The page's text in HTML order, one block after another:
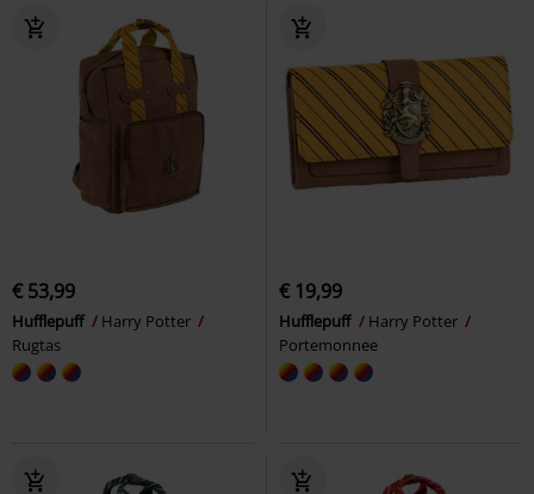
€ 53,99
Hufflepuff
Harry Potter
Rugtas
€ 19,99
Hufflepuff
Harry Potter
Portemonnee